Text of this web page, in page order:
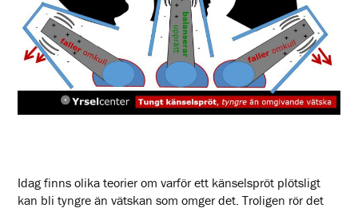
Idag finns olika teorier om varför ett känselspröt plötsligt
kan bli tyngre än vätskan som omger det. Troligen rör det